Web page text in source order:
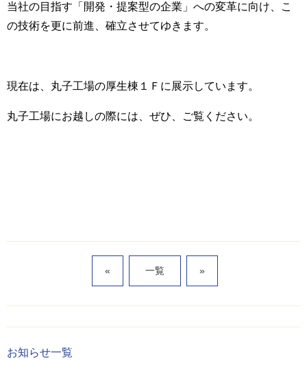
当社の目指す「開発・提案型の企業」への変革に向け、こ
の技術を更に前進、確立させてゆきます。
現在は、丸子工場の厚生棟１Ｆ に展示しています。
丸子工場にお越しの際には、ぜひ、ご覧ください。
« 一覧 »
お知らせ一覧